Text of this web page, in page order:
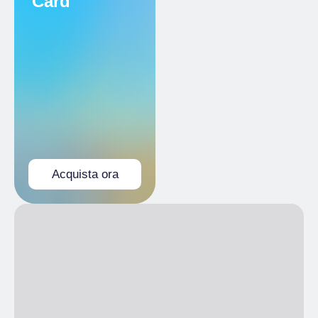
Acquista ora